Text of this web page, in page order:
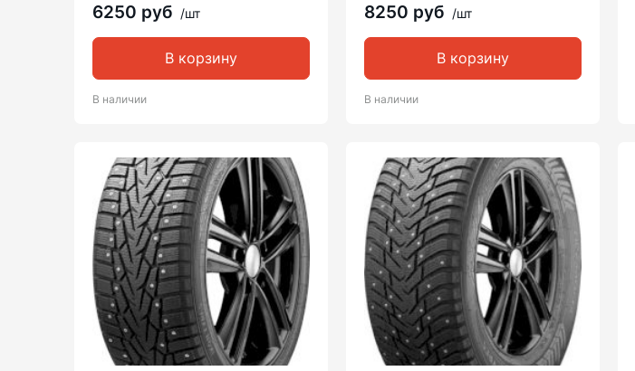
6250 руб /шт
В корзину
В наличии
8250 руб /шт
В корзину
В наличии